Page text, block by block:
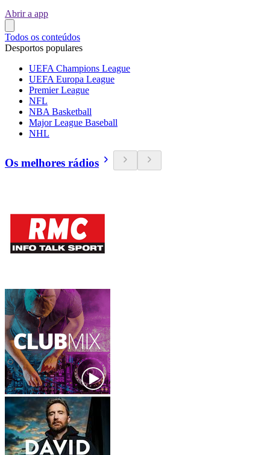
Abrir a app
Todos os conteúdos
Desportos populares
UEFA Champions League
UEFA Europa League
Premier League
NFL
NBA Basketball
Major League Baseball
NHL
Os melhores rádios